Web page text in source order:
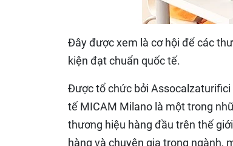
Đây được xem là cơ hội để các
kiện đạt chuẩn quốc tế.
Được tổ chức bởi Assocalzaturifici
tế MICAM Milano là một trong
thương hiệu hàng đầu trên thế
hàng và chuyên gia trong ngành,